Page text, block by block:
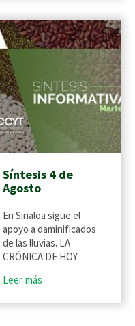
Síntesis 4 de
Agosto
En Sinaloa sigue el
apoyo a daminificados
de las lluvias. LA
CRÓNICA DE HOY
Leer más